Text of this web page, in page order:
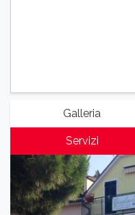
Galleria
Servizi